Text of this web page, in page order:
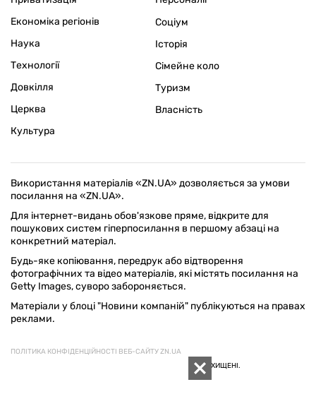
Економіка регіонів
Наука
Технології
Довкілля
Церква
Культура
Соціум
Історія
Сімейне коло
Туризм
Власність
Використання матеріалів «ZN.UA» дозволяється за умови
посилання на «ZN.UA».
Для інтернет-видань обов'язкове пряме, відкрите для
пошукових систем гіперпосилання в першому абзаці на
конкретний матеріал.
Будь-яке копіювання, передрук або відтворення
фотографічних та відео матеріалів, які містять посилання на
Getty Images, суворо забороняється.
Матеріали у блоці "Новини компаній" публікуються на правах
реклами.
ПОЛІТИКА КОНФІДЕНЦІЙНОСТІ ВЕБ-САЙТУ ZN.UA
© 1994–2026 «ДЗЕРКАЛО ТИЖНЯ. УКРАЇНА».УСІ ПРАВА ЗАХИЩЕНІ.